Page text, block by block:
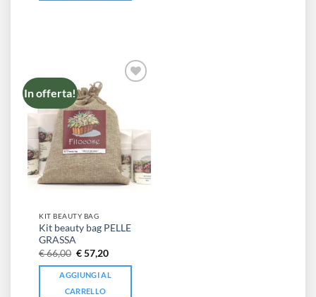
In offerta!
KIT BEAUTY BAG
Kit beauty bag PELLE
GRASSA
€66,00 Il
prezzo
originale
era:
€ 66,00.
€57,20Il
attuale
è:
AGGIUNGI AL
CARRELLO